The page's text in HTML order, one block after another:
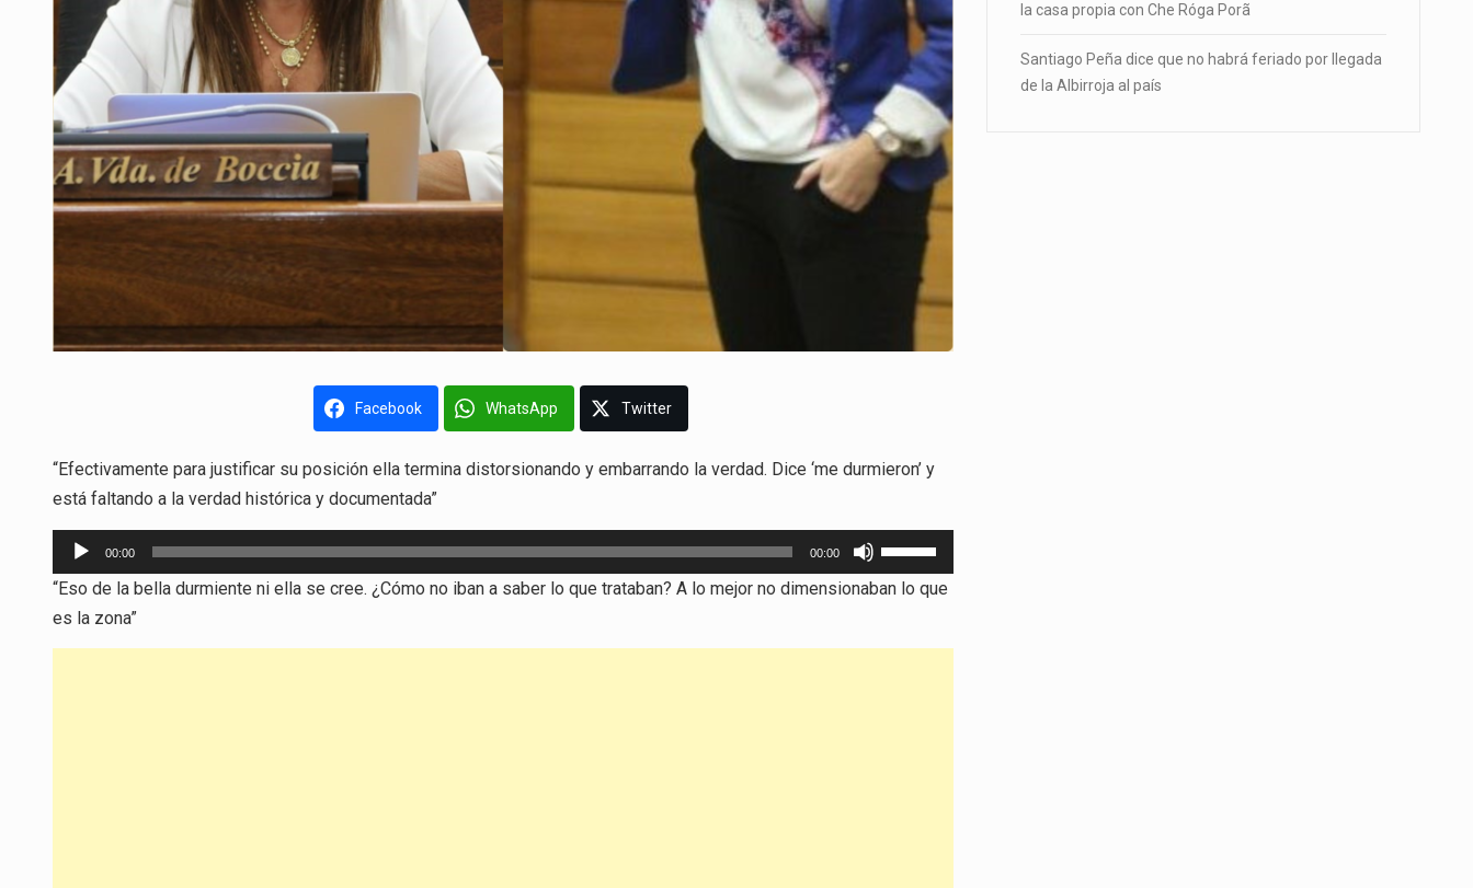
Facebook WhatsApp Twitter
“Efectivamente para justificar su posición ella termina distorsionando y embarrando la verdad. Dice ‘me durmieron’ y
está faltando a la verdad histórica y documentada”
Reproductor
de
audio
00:00 00:00
las
teclas
“Eso de la bella durmiente ni ella se cree. ¿Cómo no iban a saber lo que trataban? A lo mejor no dimensionaban lo que
es la zona”
la casa propia con Che Róga Porã
Santiago Peña dice que no habrá feriado por llegada
de la Albirroja al país